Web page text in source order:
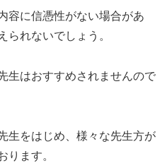
容に信憑性がない場合があ
られないでしょう。
生はおすすめされませんので
生をはじめ、様々な先生方が
ります。